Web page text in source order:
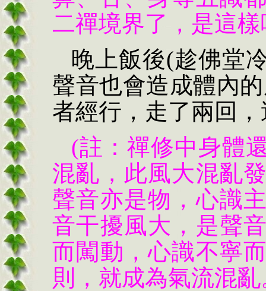
二禪境界了，是這樣
晚上飯後(趁佛堂
聲音也會造成體內
者經行，走了兩回
(註：禪修中身體
混亂，此風大混亂
聲音亦是物，心識
音干擾風大，是聲
而闖動，心識不寧
則，就成為氣流混